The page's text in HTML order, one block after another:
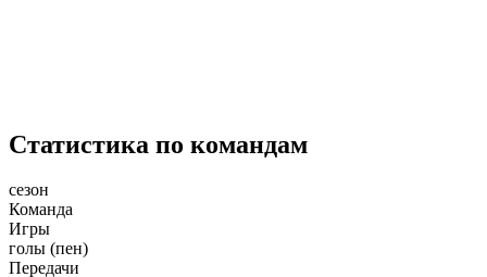
Статистика по командам
сезон
Команда
Игры
голы (пен)
Передачи